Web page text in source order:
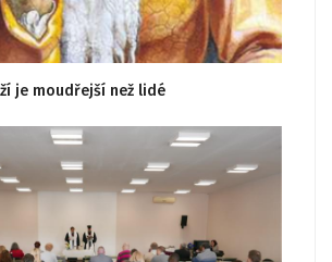
je moudřejší než lidé